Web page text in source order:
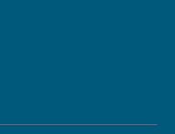
| CША